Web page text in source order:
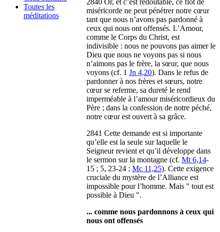
Toutes les
méditations
miséricorde ne peut pénétrer notre cœur
tant que nous n’avons pas pardonné à
ceux qui nous ont offensés. L’Amour,
comme le Corps du Christ, est
indivisible : nous ne pouvons pas aimer le
Dieu que nous ne voyons pas si nous
n’aimons pas le frère, la sœur, que nous
voyons (cf. 1 Jn 4,20). Dans le refus de
pardonner à nos frères et sœurs, notre
cœur se referme, sa dureté le rend
imperméable à l’amour miséricordieux du
Père ; dans la confession de notre péché,
notre cœur est ouvert à sa grâce.
2841 Cette demande est si importante
qu’elle est la seule sur laquelle le
Seigneur revient et qu’il développe dans
le sermon sur la montagne (cf. Mt 6,14-
15 ; 5, 23-24 ; Mc 11,25). Cette exigence
cruciale du mystère de l’Alliance est
impossible pour l’homme. Mais " tout est
possible à Dieu ".
... comme nous pardonnons à ceux qui
nous ont offensés